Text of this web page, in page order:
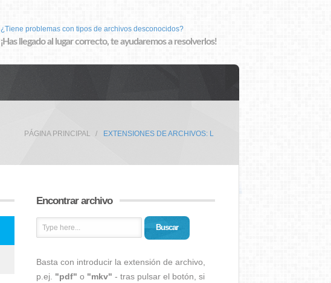
¿Tiene problemas con tipos de archivos desconocidos?
¡Has llegado al lugar correcto, te ayudaremos a resolverlos!
PÁGINA PRINCIPAL EXTENSIONES DE ARCHIVOS: L
Encontrar archivo
Buscar
Basta con introducir la extensión de archivo,
p.ej. "pdf" o "mkv" - tras pulsar el botón, si